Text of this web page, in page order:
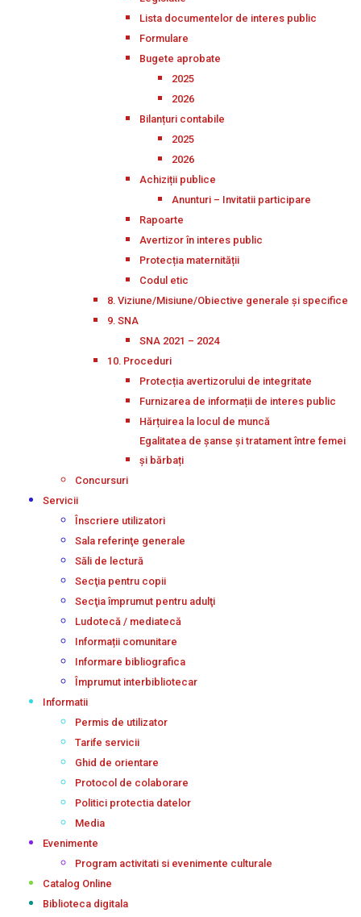
Lista documentelor de interes public
Formulare
Bugete aprobate
2025
2026
Bilanțuri contabile
2025
2026
Achiziții publice
Anunturi – Invitatii participare
Rapoarte
Avertizor în interes public
Protecția maternității
Codul etic
8. Viziune/Misiune/Obiective generale și specifice
9. SNA
SNA 2021 – 2024
10. Proceduri
Protecția avertizorului de integritate
Furnizarea de informații de interes public
Hărțuirea la locul de muncă
Egalitatea de șanse și tratament între femei
și bărbați
Concursuri
Servicii
Înscriere utilizatori
Sala referinţe generale
Săli de lectură
Secţia pentru copii
Secţia împrumut pentru adulţi
Ludotecă / mediatecă
Informații comunitare
Informare bibliografica
Împrumut interbibliotecar
Informatii
Permis de utilizator
Tarife servicii
Ghid de orientare
Protocol de colaborare
Politici protectia datelor
Media
Evenimente
Program activitati si evenimente culturale
Catalog Online
Biblioteca digitala